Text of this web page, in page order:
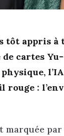
tôt appris
cartes
rouge :